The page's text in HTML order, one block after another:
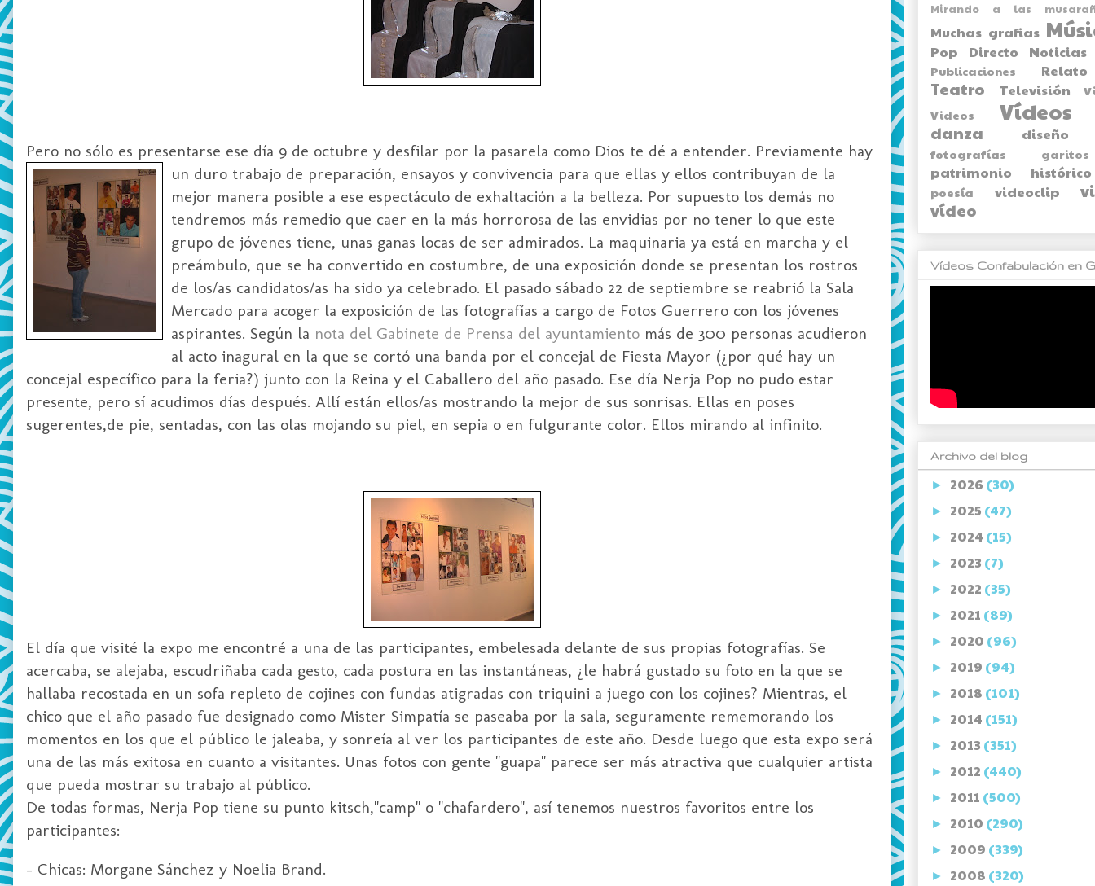
Pero no sólo es presentarse ese día 9 de octubre y desfilar por la pasarela como Dios te dé a entender. Previamente hay
un duro trabajo de preparación, ensayos y convivencia para que ellas y ellos contribuyan de la
mejor manera posible a ese espectáculo de exhaltación a la belleza. Por supuesto los demás no
tendremos más remedio que caer en la más horrorosa de las envidias por no tener lo que este
grupo de jóvenes tiene, unas ganas locas de ser admirados. La maquinaria ya está en marcha y el
preámbulo, que se ha convertido en costumbre, de una exposición donde se presentan los rostros
de los/as candidatos/as ha sido ya celebrado. El pasado sábado 22 de septiembre se reabrió la Sala
Mercado para acoger la exposición de las fotografías a cargo de Fotos Guerrero con los jóvenes
aspirantes. Según la nota del Gabinete de Prensa del ayuntamiento más de 300 personas acudieron
al acto inagural en la que se cortó una banda por el concejal de Fiesta Mayor (¿por qué hay un
concejal específico para la feria?) junto con la Reina y el Caballero del año pasado. Ese día Nerja Pop no pudo estar
presente, pero sí acudimos días después. Allí están ellos/as mostrando la mejor de sus sonrisas. Ellas en poses
sugerentes,de pie, sentadas, con las olas mojando su piel, en sepia o en fulgurante color. Ellos mirando al infinito.
El día que visité la expo me encontré a una de las participantes, embelesada delante de sus propias fotografías. Se
acercaba, se alejaba, escudriñaba cada gesto, cada postura en las instantáneas, ¿le habrá gustado su foto en la que se
hallaba recostada en un sofa repleto de cojines con fundas atigradas con triquini a juego con los cojines? Mientras, el
chico que el año pasado fue designado como Mister Simpatía se paseaba por la sala, seguramente rememorando los
momentos en los que el público le jaleaba, y sonreía al ver los participantes de este año. Desde luego que esta expo será
una de las más exitosa en cuanto a visitantes. Unas fotos con gente "guapa" parece ser más atractiva que cualquier artista
que pueda mostrar su trabajo al público.
De todas formas, Nerja Pop tiene su punto kitsch,"camp" o "chafardero", así tenemos nuestros favoritos entre los
participantes:
- Chicas: Morgane Sánchez y Noelia Brand.
Mirando a las
Muchas grafias
Pop Directo Noticias
Publicaciones Relato
Teatro Televisión
Videos
Vídeos
danza diseño
fotografías garitos
patrimonio histórico
poesía videoclip
vídeo
Vídeos Confabulación en
Archivo del blog
► 2026 (30)
► 2025 (47)
► 2024 (15)
► 2023 (7)
► 2022 (35)
► 2021 (89)
► 2020 (96)
► 2019 (94)
► 2018 (101)
► 2014 (151)
► 2013 (351)
► 2012 (440)
► 2011 (500)
► 2010 (290)
► 2009 (339)
► 2008 (320)